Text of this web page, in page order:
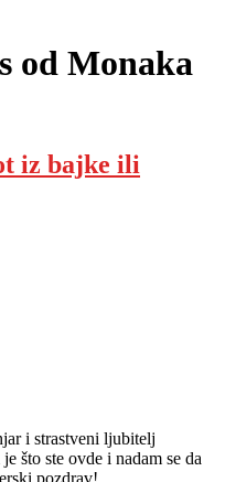
od Monaka
iz bajke ili
i strastveni ljubitelj
što ste ovde i nadam se da
pozdrav!